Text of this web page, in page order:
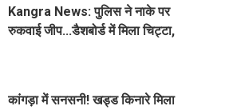
Kangra News: पुलिस ने नाके पर
रुकवाई जीप...डैशबोर्ड में मिला चिट्टा,
कांगड़ा में सनसनी! खड्ड किनारे मिला